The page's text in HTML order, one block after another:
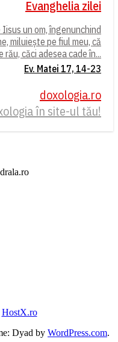
Evanghelia zilei
un om, îngenunchind
miluiește pe fiul meu, că
căci adesea cade în...
Ev. Matei 17, 14-23
doxologia.ro
în site-ul tău!
HostX.ro
Dyad by WordPress.com.